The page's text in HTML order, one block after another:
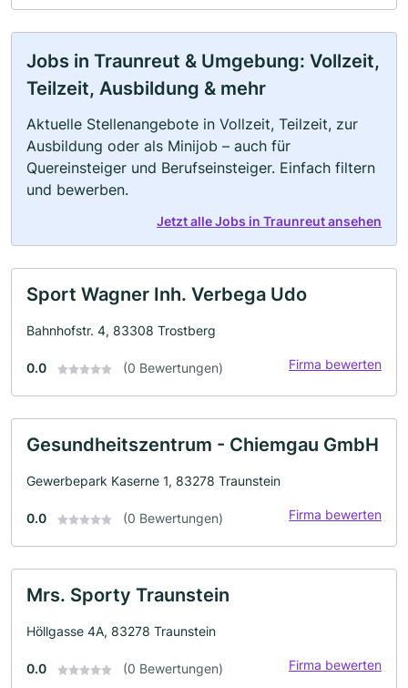
Jobs in Traunreut & Umgebung: Vollzeit,
Teilzeit, Ausbildung & mehr
Aktuelle Stellenangebote in Vollzeit, Teilzeit, zur
Ausbildung oder als Minijob – auch für
Quereinsteiger und Berufseinsteiger. Einfach filtern
und bewerben.
Jetzt alle Jobs in Traunreut ansehen
Sport Wagner Inh. Verbega Udo
Bahnhofstr. 4, 83308 Trostberg
0.0 (0 Bewertungen) Firma bewerten
Gesundheitszentrum - Chiemgau GmbH
Gewerbepark Kaserne 1, 83278 Traunstein
0.0 (0 Bewertungen) Firma bewerten
Mrs. Sporty Traunstein
Höllgasse 4A, 83278 Traunstein
0.0 (0 Bewertungen) Firma bewerten